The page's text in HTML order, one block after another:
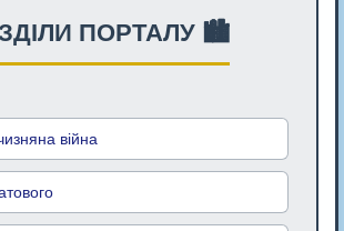
ПОРТАЛУ 🏙️
війна